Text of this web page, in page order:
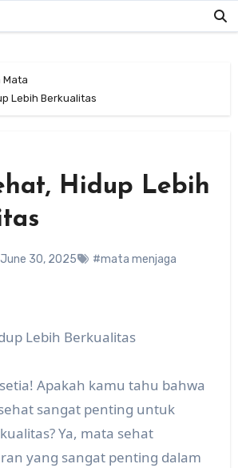
Mata
Lebih Berkualitas
Hidup Lebih
June 30, 2025 #mata menjaga
Lebih Berkualitas
Apakah kamu tahu bahwa
sangat penting untuk
Ya, mata sehat
yang sangat penting dalam